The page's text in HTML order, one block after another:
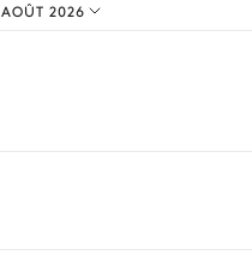
AOÛT 2026